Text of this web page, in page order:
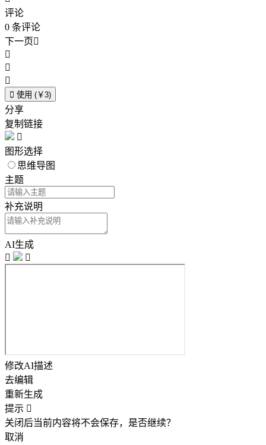
评论
0 条评论
下一页



 使用 (￥3)
分享
复制链接

图形选择
思维导图
主题
补充说明
AI生成


修改AI描述
去编辑
重新生成
提示 
关闭后当前内容将不会保存，是否继续？
取消